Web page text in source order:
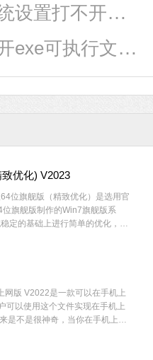
win7电脑高级系统设置打不开的解决方法
win7系统无法打开exe可执行文件的三种解决方法
优化) V2023
旗舰版（精致优化）是选用官
旗舰版制作的Win7旗舰版系
定的基础上进行简单的优化，完
版 V2022是一款可以在手机上
可以使用这个文件实现在手机上
是不是很神奇，当你在手机上安